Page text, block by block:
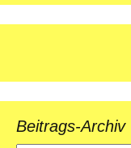
Beitrags-Archiv